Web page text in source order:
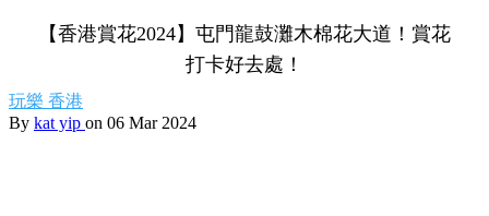
【香港賞花2024】屯門龍鼓灘木棉花大道！賞花
打卡好去處！
玩樂 香港
By kat yip on 06 Mar 2024